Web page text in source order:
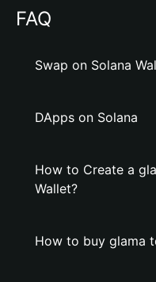
FAQ
Swap on Solana
DApps on Solana
How to Create a
Wallet?
How to buy glama